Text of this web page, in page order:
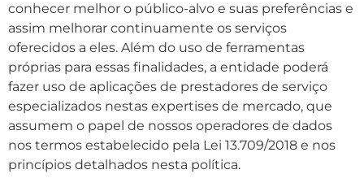
conhecer melhor o público-alvo e suas preferências e
assim melhorar continuamente os serviços
oferecidos a eles. Além do uso de ferramentas
próprias para essas finalidades, a entidade poderá
fazer uso de aplicações de prestadores de serviço
especializados nestas expertises de mercado, que
assumem o papel de nossos operadores de dados
nos termos estabelecido pela Lei 13.709/2018 e nos
princípios detalhados nesta política.